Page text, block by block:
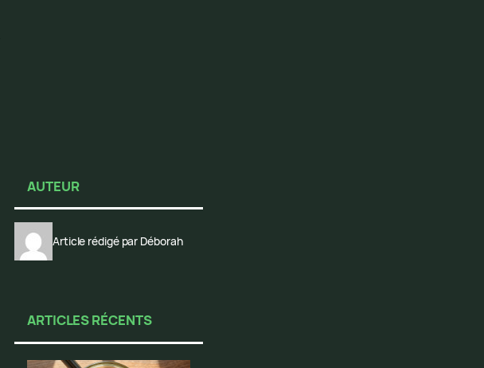
AUTEUR
Article rédigé par Déborah
ARTICLES RÉCENTS